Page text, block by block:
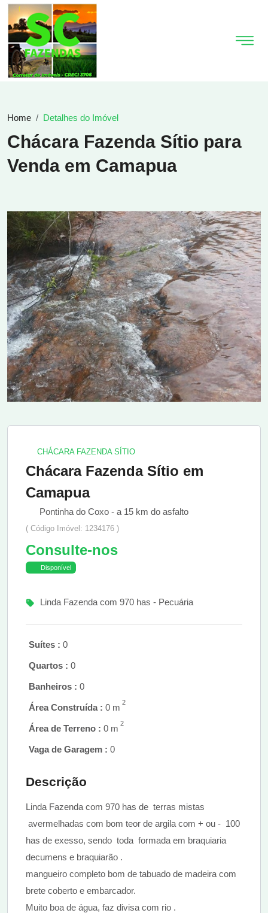
Home Detalhes do Imóvel
Chácara Fazenda Sítio para
Venda em Camapua
CHÁCARA FAZENDA SÍTIO
Chácara Fazenda Sítio em
Camapua
Pontinha do Coxo - a 15 km do asfalto
( Código Imóvel: 1234176 )
Consulte-nos
Disponível
Linda Fazenda com 970 has - Pecuária
Suítes : 0
Quartos : 0
Banheiros : 0
Área Construída : 0 m 2
Área de Terreno : 0 m 2
Vaga de Garagem : 0
Descrição
Linda Fazenda com 970 has de terras mistas
avermelhadas com bom teor de argila com + ou - 100
has de exesso, sendo toda formada em braquiaria
decumens e braquiarão .
mangueiro completo bom de tabuado de madeira com
brete coberto e embarcador.
Muito boa de água, faz divisa com rio .